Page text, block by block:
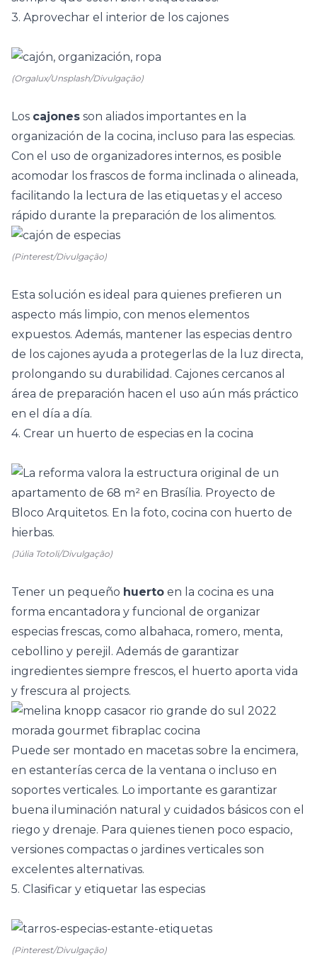
3. Aprovechar el interior de los cajones
(Orgalux/Unsplash/Divulgação)
Los cajones son aliados importantes en la
organización de la cocina, incluso para las especias.
Con el uso de organizadores internos, es posible
acomodar los frascos de forma inclinada o alineada,
facilitando la lectura de las etiquetas y el acceso
rápido durante la preparación de los alimentos.
(Pinterest/Divulgação)
Esta solución es ideal para quienes prefieren un
aspecto más limpio, con menos elementos
expuestos. Además, mantener las especias dentro
de los cajones ayuda a protegerlas de la luz directa,
prolongando su durabilidad. Cajones cercanos al
área de preparación hacen el uso aún más práctico
en el día a día.
4. Crear un huerto de especias en la cocina
(Júlia Totoli/Divulgação)
Tener un pequeño huerto en la cocina es una
forma encantadora y funcional de organizar
especias frescas, como albahaca, romero, menta,
cebollino y perejil. Además de garantizar
ingredientes siempre frescos, el huerto aporta vida
y frescura al projects.
Puede ser montado en macetas sobre la encimera,
en estanterías cerca de la ventana o incluso en
soportes verticales. Lo importante es garantizar
buena iluminación natural y cuidados básicos con el
riego y drenaje. Para quienes tienen poco espacio,
versiones compactas o jardines verticales son
excelentes alternativas.
5. Clasificar y etiquetar las especias
(Pinterest/Divulgação)